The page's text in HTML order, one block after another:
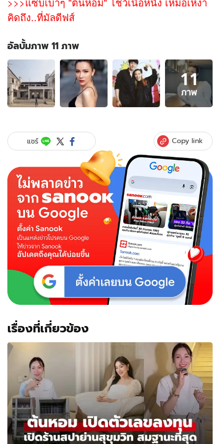
คิดถึง..ที่มัลดีฟส์
อัลบั้มภาพ 11 ภาพ
อัลบั้ม
ภาพ
11
ภาพ
ของ
โพสต์
ภาพ
หลัง
ใหม่
อลังการ
งาน
สร้าง
มากๆ
11
ภาพ
แชร์ Copy link
เรื่องที่เกี่ยวข้อง